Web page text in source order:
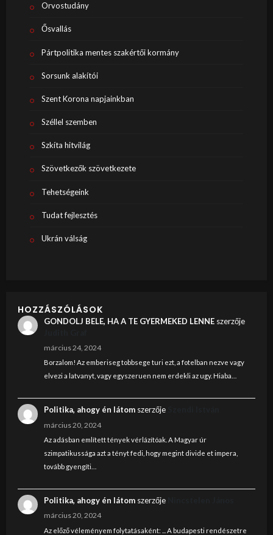
Orvostudány
Ősvallás
Pártpolitika mentes szakértői kormány
Sorsunk alakítói
Szent Korona napjainkban
Széllel szemben
Szkíta hitvilág
Szövetkezők szövetkezete
Tehetségeink
Tudat fejlesztés
Ukrán válság
HOZZÁSZÓLÁSOK
GONDOLJ BELE, HA A TE GYERMEKED LENNEszerzője
március 24, 2024
Borzalom! Az emberiseg tobbsege turi ezt, a fotelban nezve vagy
elvezi a latvanyt, vagy egyszeruen nem erdekli az ugy. Hiaba…
Politika, ahogy én látomszerzője
március 20, 2024
Az adásban említett tények vérlázítóak. A Magyar úr
szimpatikussága azt a tényt fedi, hogy megint divide et impera,
tovább gyengíti…
Politika, ahogy én látomszerzője
március 20, 2024
Az előző véleményem folytatásaként: ... A budapesti rendészetre